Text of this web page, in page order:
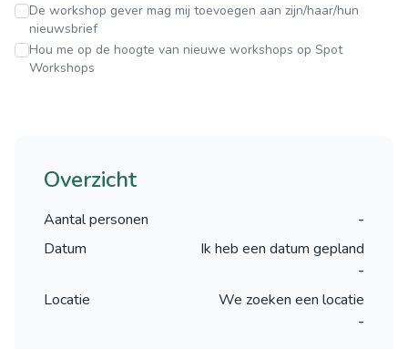
De workshop gever mag mij toevoegen aan zijn/haar/hun
nieuwsbrief
Hou me op de hoogte van nieuwe workshops op Spot
Workshops
Overzicht
Aantal personen
-
Datum
Ik heb een datum gepland
-
Locatie
We zoeken een locatie
-